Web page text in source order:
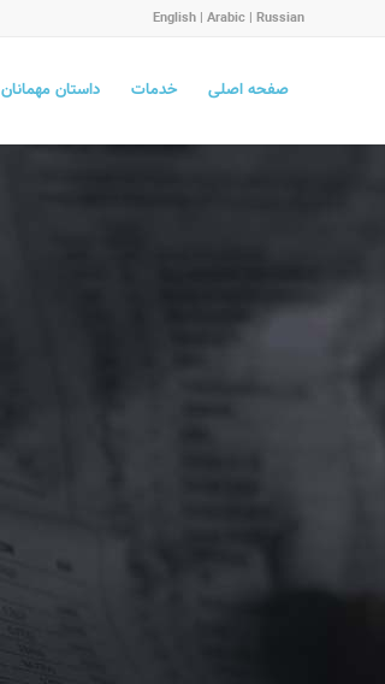
English | Arabic | Russian
صفحه اصلی خدمات داستان مهمانان